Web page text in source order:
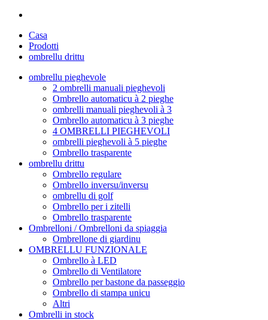
Casa
Prodotti
ombrellu drittu
ombrellu pieghevole
2 ombrelli manuali pieghevoli
Ombrello automaticu à 2 pieghe
ombrelli manuali pieghevoli à 3
Ombrello automaticu à 3 pieghe
4 OMBRELLI PIEGHEVOLI
ombrelli pieghevoli à 5 pieghe
Ombrello trasparente
ombrellu drittu
Ombrello regulare
Ombrello inversu/inversu
ombrellu di golf
Ombrello per i zitelli
Ombrello trasparente
Ombrelloni / Ombrelloni da spiaggia
Ombrellone di giardinu
OMBRELLU FUNZIONALE
Ombrello à LED
Ombrello di Ventilatore
Ombrello per bastone da passeggio
Ombrello di stampa unicu
Altri
Ombrelli in stock